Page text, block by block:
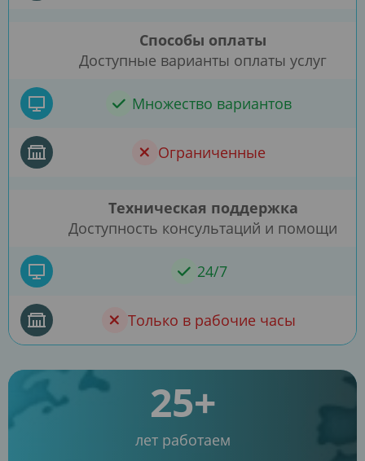
Способы оплаты
Доступные варианты оплаты услуг
Множество вариантов
Ограниченные
Техническая поддержка
Доступность консультаций и помощи
24/7
Только в рабочие часы
25+
лет работаем